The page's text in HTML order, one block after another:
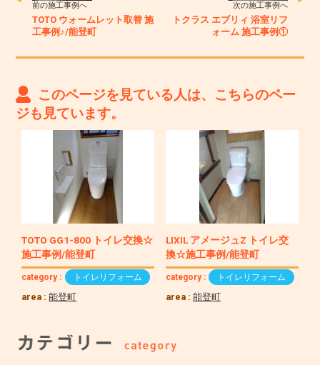
前の施工事例へ
TOTO ウォームレット取替 施
工事例♪/能登町
次の施工事例へ
トクラス エブリィ 浴室リフ
ォーム 施工事例①
このページを見ている人は、こちらのペー
ジも見ています。
TOTO GG1-800 トイレ交換☆
施工事例/能登町
category : トイレリフォーム
area :能登町
LIXIL アメージュZ トイレ交
換☆施工事例/能登町
category : トイレリフォーム
area :能登町